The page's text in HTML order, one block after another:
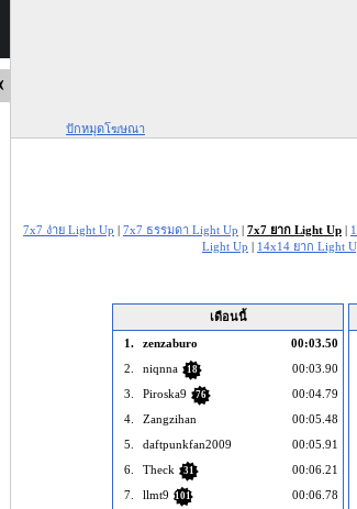
ปักหมุดโฆษณา
7x7 ง่าย Light Up | 7x7 ธรรมดา Light Up | 7x7 ยาก Light Up |
Light Up | 14x14 ยาก Light
เดือนนี้
1.
zenzaburo
00:03.50
2.
niqnna 18
00:03.90
3.
Piroska9 76
00:04.79
4.
Zangzihan
00:05.48
5.
daftpunkfan2009
00:05.91
6.
Theck 31
00:06.21
7.
llmt9 101
00:06.78